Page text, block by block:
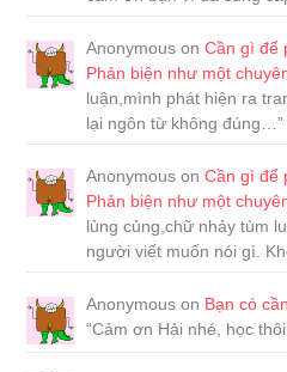
Anonymous onCần gì để
Phản biện như một
luận,mình phát hiện ra
lại ngôn từ không đúng…”
Anonymous onCần gì để
Phản biện như một
lủng củng,chữ nhảy tùm
người viết muốn nói gì.
Anonymous on Bạn có
“Cảm ơn Hải nhé, học